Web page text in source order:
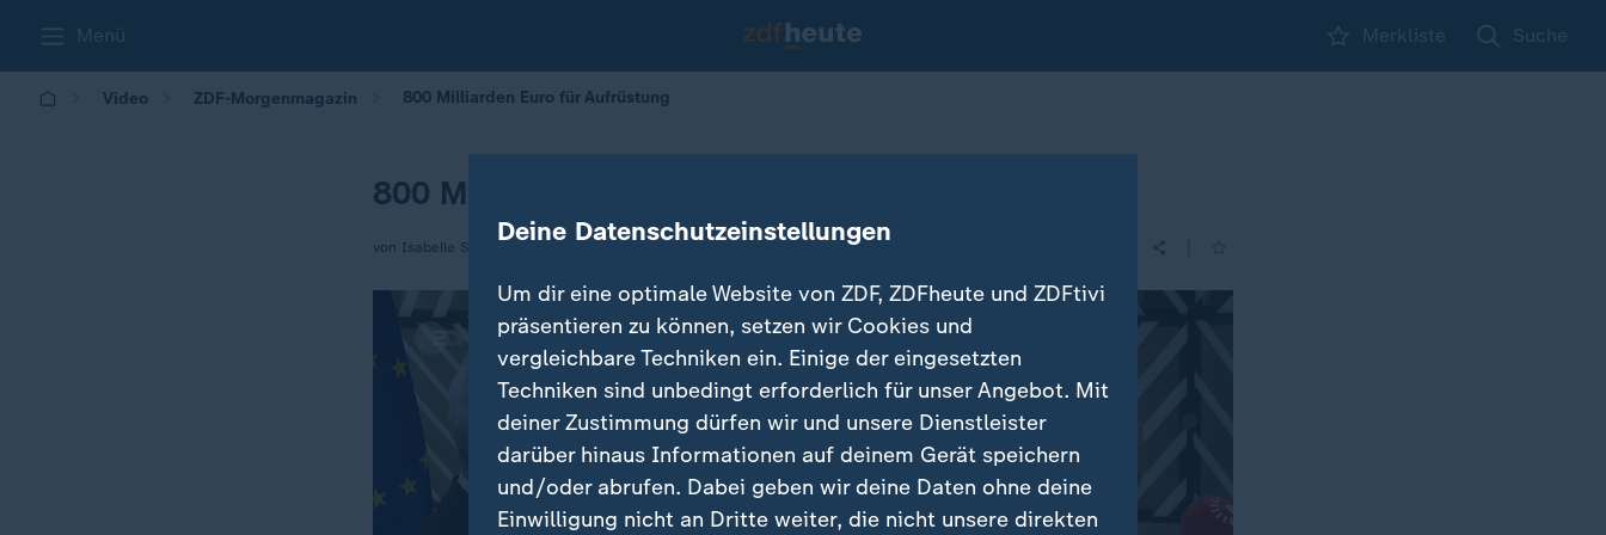
Menü Merkliste Suche
Video ZDF-Morgenmagazin 800 Milliarden Euro für Aufrüstung
800 Milliarden Euro für Aufrüstung
von Isabelle SchaefersDeine Datenschutzeinstellungen
Um dir eine optimale Website von ZDF, ZDFheute und ZDFtivi
präsentieren zu können, setzen wir Cookies und
vergleichbare Techniken ein. Einige der eingesetzten
Techniken sind unbedingt erforderlich für unser Angebot. Mit
deiner Zustimmung dürfen wir und unsere Dienstleister
darüber hinaus Informationen auf deinem Gerät speichern
und/oder abrufen. Dabei geben wir deine Daten ohne deine
Einwilligung nicht an Dritte weiter, die nicht unsere direkten